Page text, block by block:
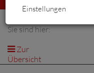
umschalten
Sie sind hier:
Zur
Übersicht
Einstellungen